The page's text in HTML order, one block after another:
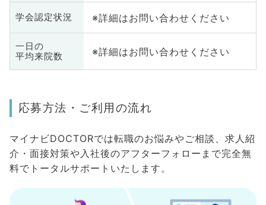
学会認定状況 ※詳細はお問い合わせください
一日の
平均来院数
※詳細はお問い合わせください
応募方法・ご利用の流れ
マイナビDOCTORでは転職のお悩みやご相談、求人紹
介・面接対策や入社後のアフターフォローまで完全無
料でトータルサポートいたします。